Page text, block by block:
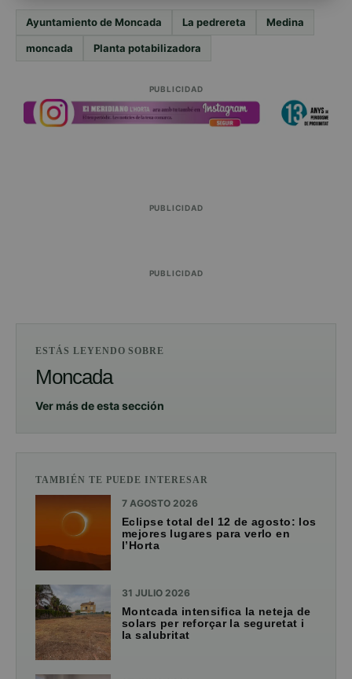
Ayuntamiento de Moncada La pedrereta Medina
moncada Planta potabilizadora
PUBLICIDAD
PUBLICIDAD
PUBLICIDAD
ESTÁS LEYENDO SOBRE
Moncada
Ver más de esta sección
TAMBIÉN TE PUEDE INTERESAR
7 AGOSTO 2026
Eclipse total del 12 de agosto: los
mejores lugares para verlo en
l’Horta
31 JULIO 2026
Montcada intensifica la neteja de
solars per reforçar la seguretat i
la salubritat